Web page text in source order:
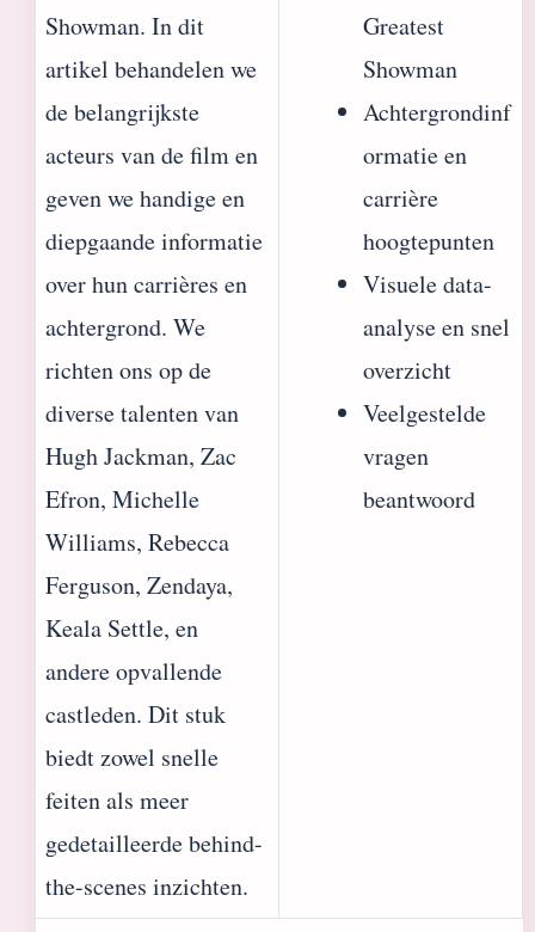
Showman. In dit
artikel behandelen we
de belangrijkste
acteurs van de film en
geven we handige en
diepgaande informatie
over hun carrières en
achtergrond. We
richten ons op de
diverse talenten van
Hugh Jackman, Zac
Efron, Michelle
Williams, Rebecca
Ferguson, Zendaya,
Keala Settle, en
andere opvallende
castleden. Dit stuk
biedt zowel snelle
feiten als meer
gedetailleerde behind-
the-scenes inzichten.
Greatest
Showman
Achtergrondinf
ormatie en
carrière
hoogtepunten
Visuele data-
analyse en snel
overzicht
Veelgestelde
vragen
beantwoord